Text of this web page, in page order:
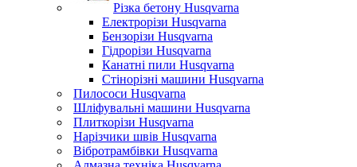
Різка бетону Husqvarna
Електрорізи Husqvarna
Бензорізи Husqvarna
Гідрорізи Husqvarna
Канатні пили Husqvarna
Стінорізні машини Husqvarna
Пилососи Husqvarna
Шліфувальні машини Husqvarna
Плиткорізи Husqvarna
Нарізчики швів Husqvarna
Вібротрамбівки Husqvarna